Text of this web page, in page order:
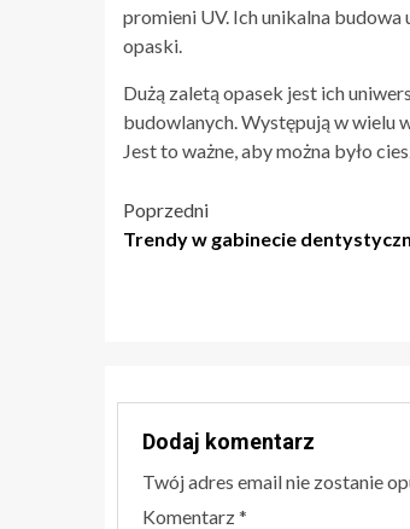
promieni UV. Ich unikalna
opaski.
Dużą zaletą opasek jest ich
budowlanych. Występują w wielu
Jest to ważne, aby można było
Nawigacja
Poprzedni
Trendy w gabinecie
Dodaj komentarz
Twój adres email nie zostanie
Komentarz*